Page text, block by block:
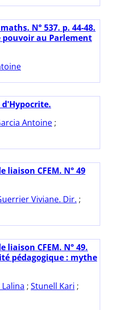
N° 537. p. 44-48.
pouvoir au Parlement
Antoine ;
liaison CFEM. N° 49
Viviane. Dir. ;
liaison CFEM. N° 49.
pédagogique : mythe
; Stunell Kari ;